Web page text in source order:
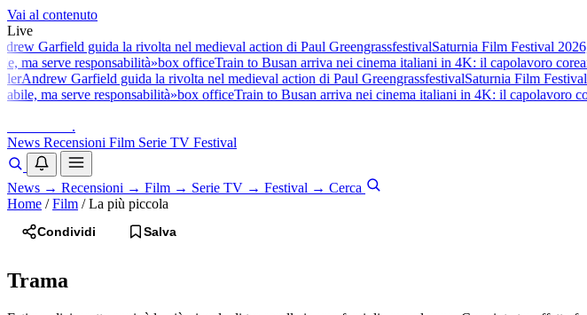
Vai al contenuto
Live
Garfield guida la rivolta nel medieval action di Paul GreengrassfestivalSaturnia Film Festival
ma serve responsabilità»box officeTrain to Busan arriva nei cinema italiani in 4K: il capolavoro
Andrew Garfield guida la rivolta nel medieval action di Paul GreengrassfestivalSaturnia Film
ma serve responsabilità»box officeTrain to Busan arriva nei cinema italiani in 4K: il capolavoro
.
News Recensioni Film Serie TV Festival
News → Recensioni → Film → Serie TV → Festival → Cerca
Home / Film / La più piccola
Condividi Salva
Trama